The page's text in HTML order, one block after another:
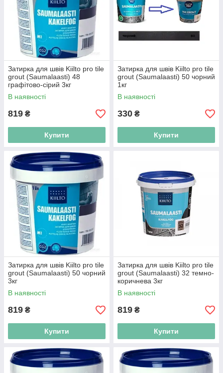
Затирка для швів Kiilto pro tile
grout (Saumalaasti) 48
графітово-сірий 3кг
В наявності
819 ₴
Купити
Затирка для швів Kiilto pro tile
grout (Saumalaasti) 50 чорний
1кг
В наявності
330 ₴
Купити
Затирка для швів Kiilto pro tile
grout (Saumalaasti) 50 чорний
3кг
В наявності
819 ₴
Купити
Затирка для швів Kiilto pro tile
grout (Saumalaasti) 32 темно-
коричнева 3кг
В наявності
819 ₴
Купити